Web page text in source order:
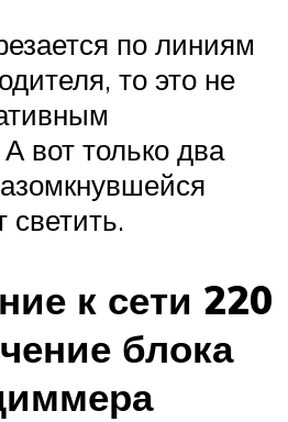
по линиям
то это не
вот только два
светить.
к сети 220
блока